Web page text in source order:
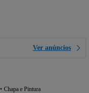
Ver anúncios
Chapa e Pintura